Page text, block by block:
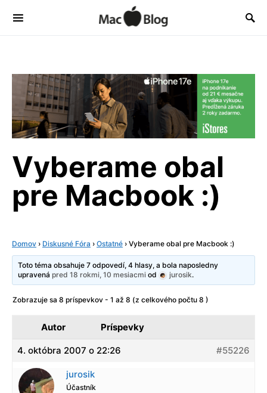
Vyberame obal
pre Macbook :)
Domov › Diskusné Fóra › Ostatné › Vyberame obal pre Macbook :)
Toto téma obsahuje 7 odpovedí, 4 hlasy, a bola naposledny
upravenápred 18 rokmi, 10 mesiacmi od jurosik.
Zobrazuje sa 8 príspevkov - 1 až 8 (z celkového počtu 8 )
Autor Príspevky
4. októbra 2007 o 22:26 #55226
jurosik
Účastník